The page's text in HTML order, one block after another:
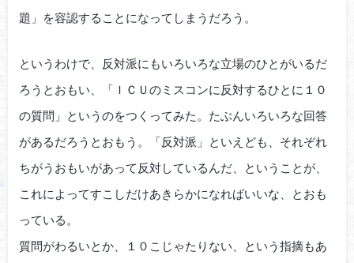
題」を容認することになってしまうだろう。
というわけで、反対派にもいろいろな立場のひとがいるだ
ろうとおもい、「ＩＣＵのミスコンに反対するひとに１０
の質問」というのをつくってみた。たぶんいろいろな回答
があるだろうとおもう。「反対派」といえども、それぞれ
ちがうおもいがあって反対しているんだ、ということが、
これによってすこしだけあきらかになればいいな、とおも
っている。
質問がわるいとか、１０こじゃたりない、という指摘もあ